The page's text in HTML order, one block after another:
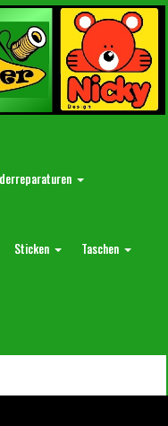
Sticken Taschen